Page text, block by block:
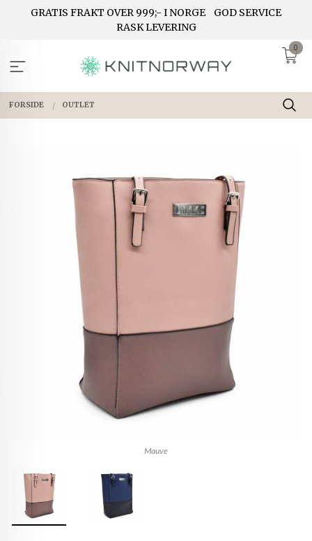
GRATIS FRAKT OVER 999;- I NORGE
GOD SERVICE
RASK LEVERING
0
FORSIDE OUTLET
Mauve